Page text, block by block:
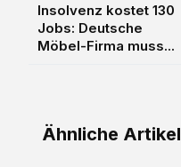
Insolvenz kostet 130
Jobs: Deutsche
Möbel-Firma muss...
Ähnliche Artikel